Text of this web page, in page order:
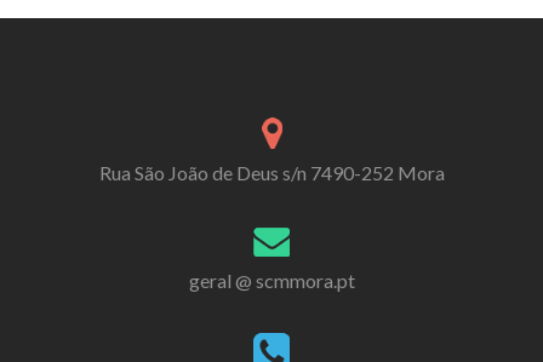
Rua São João de Deus s/n 7490-252 Mora
geral @ scmmora.pt